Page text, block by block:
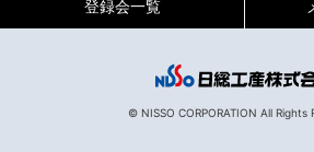
登録会一覧
© NISSO CORPORATION All Rights